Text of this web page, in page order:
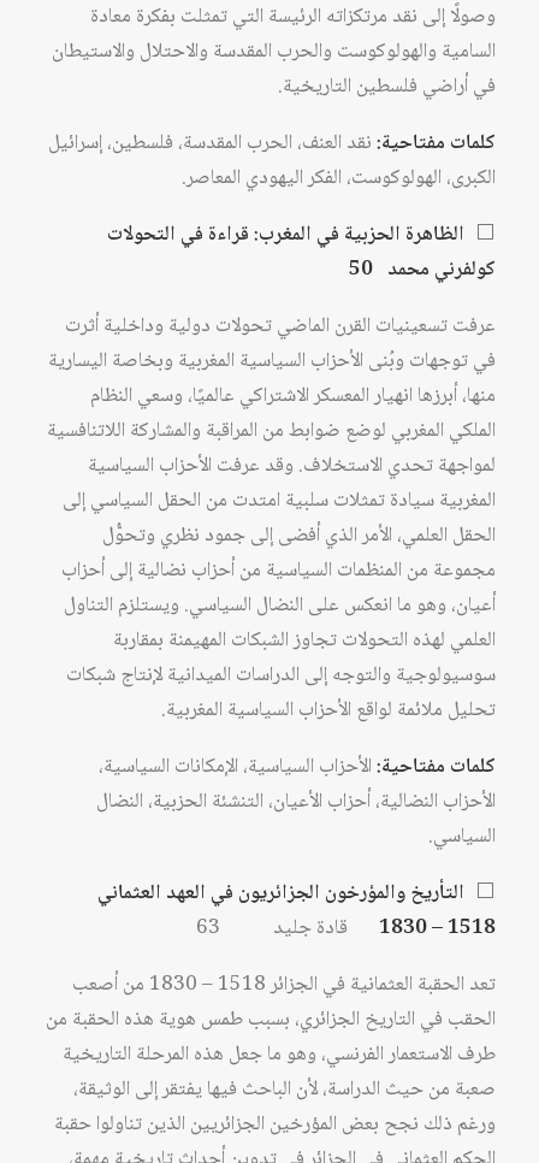
وصولًا إلى نقد مرتكزاته الرئيسة التي تمثلت بفكرة معادة
السامية والهولوكوست والحرب المقدسة والاحتلال والاستيطان
في أراضي فلسطين التاريخية.
كلمات مفتاحية:نقد العنف، الحرب المقدسة، فلسطين، إسرائيل
الكبرى، الهولوكوست، الفكر اليهودي المعاصر.
⬜ الظاهرة الحزبية في المغرب: قراءة في التحولات
كولفرني محمد 50
عرفت تسعينيات القرن الماضي تحولات دولية وداخلية أثرت
في توجهات وبُنى الأحزاب السياسية المغربية وبخاصة اليسارية
منها، أبرزها انهيار المعسكر الاشتراكي عالميًا، وسعي النظام
الملكي المغربي لوضع ضوابط من المراقبة والمشاركة اللاتنافسية
لمواجهة تحدي الاستخلاف. وقد عرفت الأحزاب السياسية
المغربية سيادة تمثلات سلبية امتدت من الحقل السياسي إلى
الحقل العلمي، الأمر الذي أفضى إلى جمود نظري وتحوُّل
مجموعة من المنظمات السياسية من أحزاب نضالية إلى أحزاب
أعيان، وهو ما انعكس على النضال السياسي. ويستلزم التناول
العلمي لهذه التحولات تجاوز الشبكات المهيمنة بمقاربة
سوسيولوجية والتوجه إلى الدراسات الميدانية لإنتاج شبكات
تحليل ملائمة لواقع الأحزاب السياسية المغربية.
كلمات مفتاحية:الأحزاب السياسية، الإمكانات السياسية،
الأحزاب النضالية، أحزاب الأعيان، التنشئة الحزبية، النضال
السياسي.
⬜ التأريخ والمؤرخون الجزائريون في العهد العثماني
1518 – 1830
قادة جليد 63
تعد الحقبة العثمانية في الجزائر 1518 – 1830 من أصعب
الحقب في التاريخ الجزائري، بسبب طمس هوية هذه الحقبة من
طرف الاستعمار الفرنسي، وهو ما جعل هذه المرحلة التاريخية
صعبة من حيث الدراسة، لأن الباحث فيها يفتقر إلى الوثيقة،
ورغم ذلك نجح بعض المؤرخين الجزائريين الذين تناولوا حقبة